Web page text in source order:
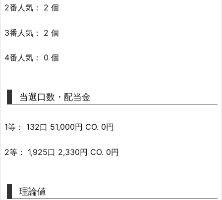
2番人気： 2 個
3番人気： 2 個
4番人気： 0 個
当選口数・配当金
1等： 132口 51,000円 CO. 0円
2等： 1,925口 2,330円 CO. 0円
理論値